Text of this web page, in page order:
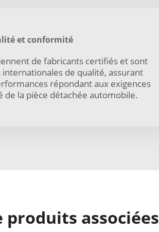
et conformité
de fabricants certifiés et sont
de qualité, assurant
répondant aux exigences
de la pièce détachée automobile.
produits associées